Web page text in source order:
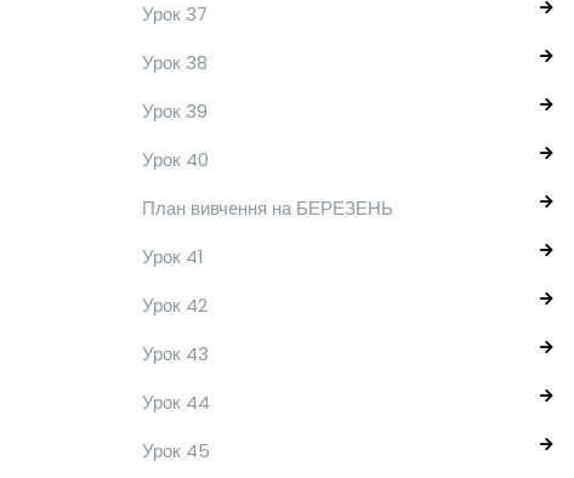
Урок 37
Урок 38
Урок 39
Урок 40
План вивчення на БЕРЕЗЕНЬ
Урок 41
Урок 42
Урок 43
Урок 44
Урок 45